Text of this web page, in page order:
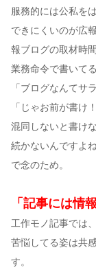
服務的には公私を
できにくいのが広
報ブログの取材時
業務命令で書いて
「ブログなんてサ
「じゃお前が書け
混同しないと書け
続かないんですよ
で念のため。
「記事には情
工作モノ記事では
苦悩してる姿は共
す。